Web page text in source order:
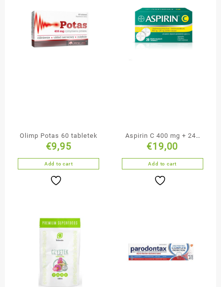
Olimp Potas 60 tabletek
€9,95
Add to cart
Aspirin C 400 mg + 240
mg 20 tabletek
musujących
€19,00
Add to cart